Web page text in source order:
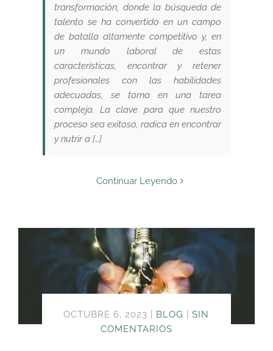
transformación, donde la búsqueda de
talento se ha convertido en un campo
de batalla altamente competitivo y, en
un mundo laboral de estas
características, encontrar y retener
profesionales con las habilidades
adecuadas, se torna en una tarea
compleja. La clave para que nuestro
proceso sea exitoso, radica en encontrar
y nutrir a […]
Continuar Leyendo
OCTUBRE 6, 2023 BLOG
SIN
COMENTARIOS